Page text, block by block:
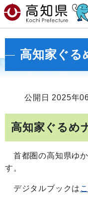
高知家ぐる
公開日 2025年
高知家ぐるめ
首都圏の高知県ゆ
す。
デジタルブックは